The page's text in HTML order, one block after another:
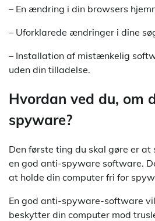
– En ændring i din browsers
– Uforklarede ændringer i dine
– Installation af mistænkelig
uden din tilladelse.
Hvordan ved du, om
spyware?
Den første ting du skal gøre er
en god anti-spyware software.
at holde din computer fri for
En god anti-spyware-software
beskytter din computer mod